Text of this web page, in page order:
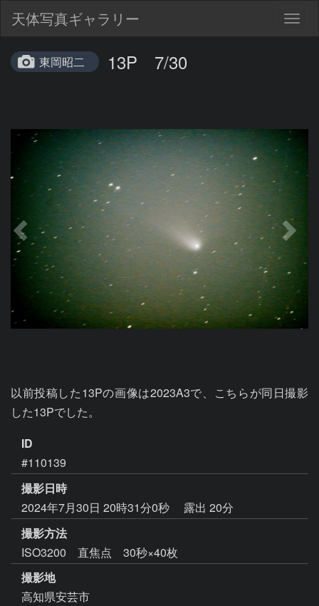
天体写真ギャラリー
東岡昭二 13P 7/30
以前投稿した13Pの画像は2023A3で、こちらが同日撮影
した13Pでした。
ID
#110139
撮影日時
2024年7月30日 20時31分0秒
露出 20分
撮影方法
ISO3200 直焦点 30秒×40枚
撮影地
高知県安芸市